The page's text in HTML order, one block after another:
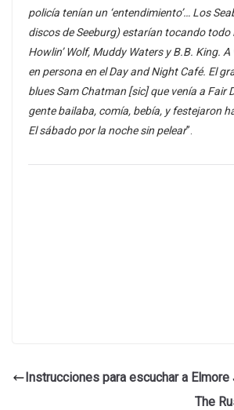
policía tenían un ‘entendimiento’… Los
discos de Seeburg) estarían tocando todo
Howlin’ Wolf, Muddy Waters y B.B. King.
en persona en el Day and Night Café. El
blues Sam Chatman [sic] que venía a Fair
gente bailaba, comía, bebía, y festejaron
El sábado por la noche sin pelear”.
Instrucciones para escuchar a Elmore
The